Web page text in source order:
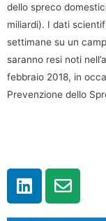
dello spreco
miliardi). I dati
settimane su un
saranno resi noti
febbraio 2018, in
Prevenzione dello